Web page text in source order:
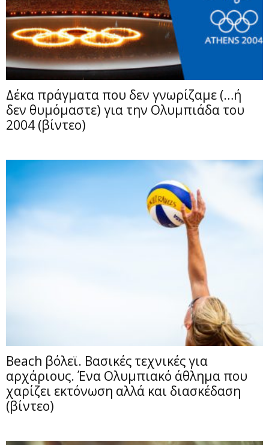
Δέκα πράγματα που δεν γνωρίζαμε (…ή
δεν θυμόμαστε) για την Ολυμπιάδα του
2004 (βίντεο)
Beach βόλεϊ. Βασικές τεχνικές για
αρχάριους. Ένα Ολυμπιακό άθλημα που
χαρίζει εκτόνωση αλλά και διασκέδαση
(βίντεο)